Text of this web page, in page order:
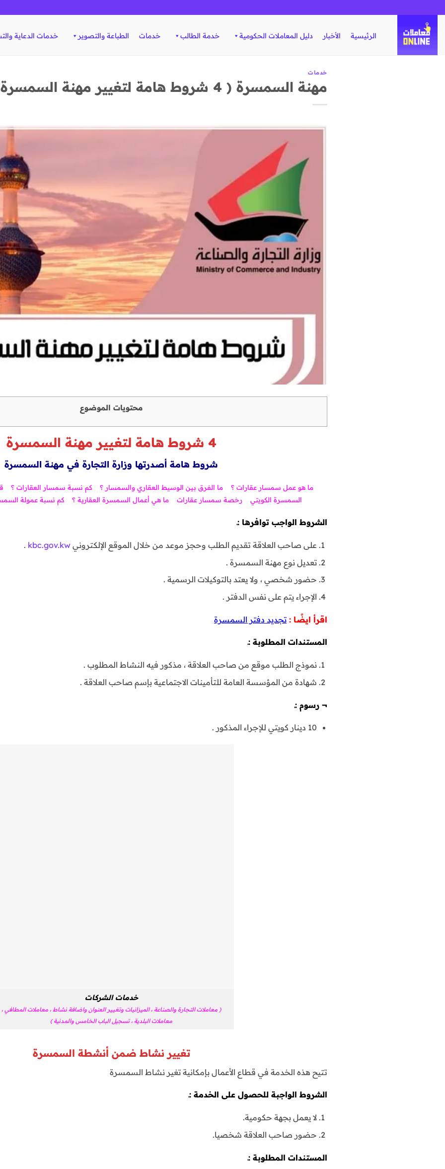
الرئيسية الأخبار دليل المعاملات الحكومية خدمة الطالب خدمات الطباعة والتصوير خدمات الدعاية
خدمات
مهنة السمسرة ( 4 شروط هامة لتغيير مهنة السمسرة )
محتويات الموضوع
4 شروط هامة لتغيير مهنة السمسرة
شروط هامة أصدرتها وزارة التجارة في مهنة السمسرة
ما هو عمل سمسار عقارات ؟ ما الفرق بين الوسيط العقاري والسمسار ؟ كم نسبة سمسار العقارات ؟
السمسرة الكويتي
رخصة سمسار عقارات ما هي أعمال السمسرة العقارية ؟ كم نسبة عمولة
الشروط الواجب توافرها :ـ
على صاحب العلاقة تقديم الطلب وحجز موعد من خلال الموقع الإلكتروني kbc.gov.kw
.
تعديل نوع مهنة السمسرة .
حضور شخصي ، ولا يعتد بالتوكيلات الرسمية .
الإجراء يتم على نفس الدفتر .
اقرأ ايضًا : تجديد دفتر السمسرة
المستندات المطلوبة :ـ
نموذج الطلب موقع من صاحب العلاقة ، مذكور فيه النشاط المطلوب .
شهادة من المؤسسة العامة للتأمينات الاجتماعية بإسم صاحب العلاقة .
¬ رسوم :ـ
10 دينار كويتي للإجراء المذكور .
خدمات الشركات
( معاملات التجارة والصناعة ، الميزانيات وتغيير العنوان واضافة نشاط ، معاملات المطافي ،
معاملات البلدية ، تسجيل الباب الخامس والمدنية )
تغيير نشاط ضمن أنشطة السمسرة
تتيح هذه الخدمة في قطاع الأعمال بإمكانية تغير نشاط السمسرة
الشروط الواجبة للحصول على الخدمة :ـ
لا يعمل بجهة حكومية.
حضور صاحب العلاقة شخصيا.
المستندات المطلوبة :ـ